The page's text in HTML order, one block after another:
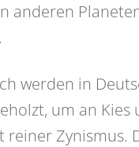
anderen
werden in
um an
reiner Zynismus.